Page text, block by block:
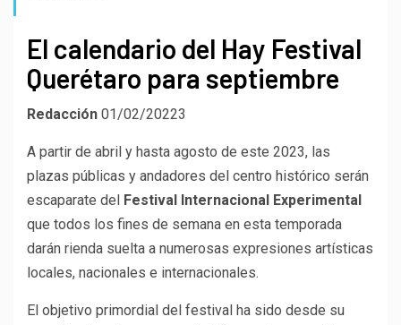
El calendario del Hay Festival
Querétaro para septiembre
Redacción 01/02/20223
A partir de abril y hasta agosto de este 2023, las
plazas públicas y andadores del centro histórico serán
escaparate del
Festival Internacional Experimental
que todos los fines de semana en esta temporada
darán rienda suelta a numerosas expresiones artísticas
locales, nacionales e internacionales.
El objetivo primordial del festival ha sido desde su